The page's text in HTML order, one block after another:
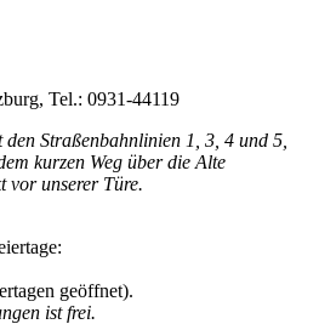
Tel.: 0931-44119
Straßenbahnlinien 1, 3, 4 und 5,
kurzen Weg über die Alte
vor unserer Türe.
geöffnet).
ist frei.